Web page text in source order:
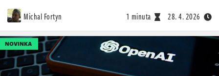
Michal Fortyn 1 minuta 28. 4. 2026
NOVINKA